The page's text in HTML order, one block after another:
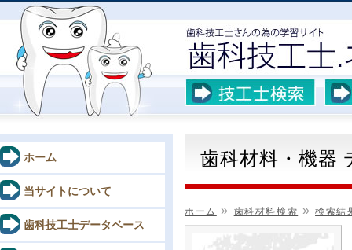
歯科材料・機器
ホーム » 歯科材料検索 »検索結
ホーム
当サイトについて
歯科技工士データベース